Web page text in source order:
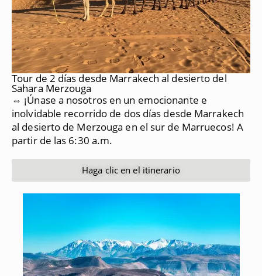
Tour de 2 días desde Marrakech al desierto del
Sahara Merzouga
⇔ ¡Únase a nosotros en un emocionante e
inolvidable recorrido de dos días desde Marrakech
al desierto de Merzouga en el sur de Marruecos! A
partir de las 6:30 a.m.
Haga clic en el itinerario